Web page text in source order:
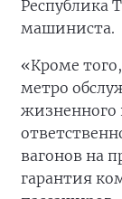
Республика
машиниста.
«Кроме
метро
жизненного
вагонов на
гарантия